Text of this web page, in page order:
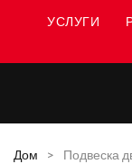
УСЛУГИ
Дом > Подвеска